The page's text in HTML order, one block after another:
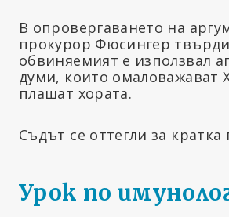
В опровергаването на
прокурор Фюсингер
обвиняемият е използвал
думи, които омаловажават
плашат хората.
Съдът се оттегли за кратка
Урок по